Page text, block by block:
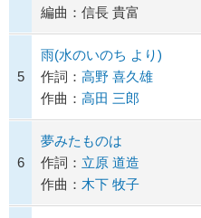
編曲：信長 貴富
5
雨(水のいのち より)
作詞： 高野 喜久雄
作曲： 高田 三郎
6
夢みたものは
作詞： 立原 道造
作曲： 木下 牧子